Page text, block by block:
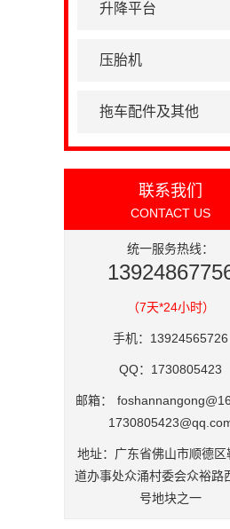
升降平台
压胎机
拖车配件及其他
联系我们
CONTACT US
统一服务热线：
（7天*24小时）
手机：13924565726
QQ：1730805423
邮箱：
地址：广东省佛山市顺德区
道办事处众涌村委会众裕路
号地块之一